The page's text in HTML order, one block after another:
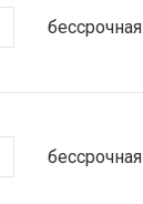
бессрочная
бессрочная